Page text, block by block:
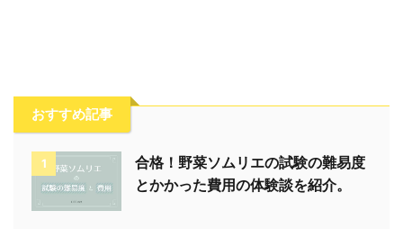
おすすめ記事
1
合格！野菜ソムリエの試験の難易度
とかかった費用の体験談を紹介。